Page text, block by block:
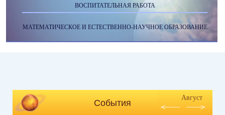
ВОСПИТАТЕЛЬНАЯ РАБОТА
МАТЕМАТИЧЕСКОЕ И ЕСТЕСТВЕННО-НАУЧНОЕ ОБРАЗОВАНИЕ
События
Август